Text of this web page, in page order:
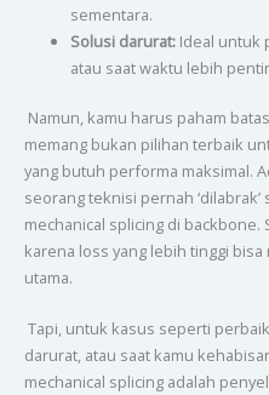
sementara.
Solusi darurat:Ideal untuk
atau saat waktu lebih
Namun, kamu harus paham
memang bukan pilihan terbaik
yang butuh performa maksimal.
seorang teknisi pernah
mechanical splicing di
karena loss yang lebih tinggi
utama.
Tapi, untuk kasus seperti
darurat, atau saat kamu
mechanical splicing adalah